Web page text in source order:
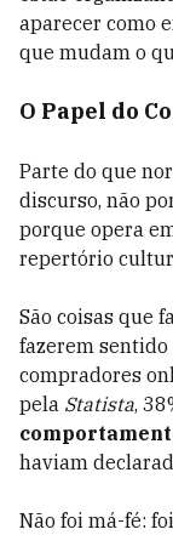
aparecer como
que mudam o
O Papel do
Parte do que
discurso, não
porque opera
repertório
São coisas que
fazerem
compradores
pela Statista,
haviam
Não foi má-fé: